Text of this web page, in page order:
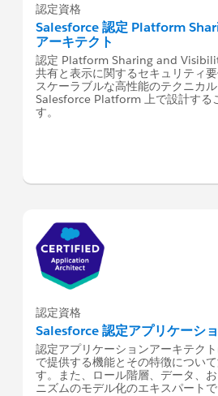
認定資格
Salesforce 認定 Platform
アーキテクト
認定 Platform Sharing and
共有と表示に関するセキュリティ
スケーラブルな高性能のテクニカ
Salesforce Platform 上で設計する
す。
認定資格
Salesforce 認定アプリケーシ
認定アプリケーションアーキテク
で提供する機能とその特徴につい
す。また、ロール階層、データ、
ニズムのモデル化のエキスパートで